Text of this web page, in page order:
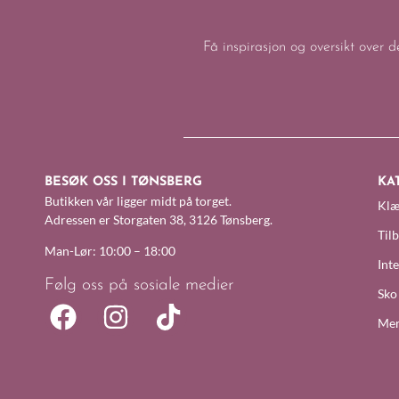
Få inspirasjon og oversikt over
BESØK OSS I TØNSBERG
Butikken vår ligger midt på torget.
Adressen er Storgaten 38, 3126 Tønsberg.
Man-Lør: 10:00 – 18:00
Følg oss på sosiale medier
Sko